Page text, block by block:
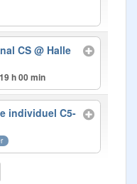
CS@ Halle
h 00 min
individuel C5-